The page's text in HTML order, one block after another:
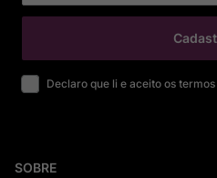
Declaro que li e aceito os
SOBRE